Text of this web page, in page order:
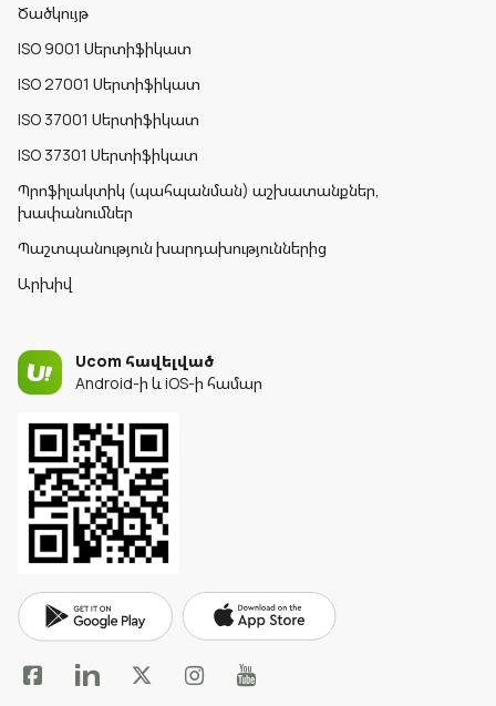
Ծածկույթ
ISO 9001 Սերտիֆիկատ
ISO 27001 Սերտիֆիկատ
ISO 37001 Սերտիֆիկատ
ISO 37301 Սերտիֆիկատ
Պրոֆիլակտիկ (պահպանման) աշխատանքներ,
խափանումներ
Պաշտպանություն խարդախություններից
Արխիվ
Ucom հավելված
Android-ի և iOS-ի համար